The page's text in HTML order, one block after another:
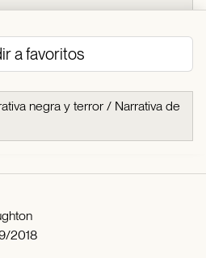
a favoritos
negra y terror / Narrativa de
2018